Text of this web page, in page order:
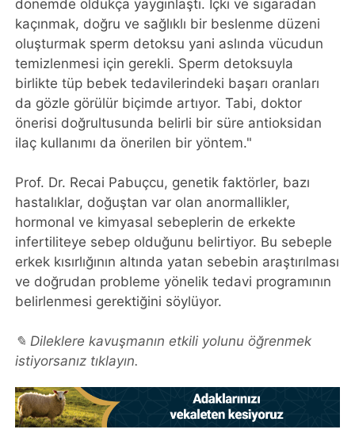
dönemde oldukça yaygınlaştı. İçki ve sigaradan
kaçınmak, doğru ve sağlıklı bir beslenme düzeni
oluşturmak sperm detoksu yani aslında vücudun
temizlenmesi için gerekli. Sperm detoksuyla
birlikte tüp bebek tedavilerindeki başarı oranları
da gözle görülür biçimde artıyor. Tabi, doktor
önerisi doğrultusunda belirli bir süre antioksidan
ilaç kullanımı da önerilen bir yöntem."
Prof. Dr. Recai Pabuçcu, genetik faktörler, bazı
hastalıklar, doğuştan var olan anormallikler,
hormonal ve kimyasal sebeplerin de erkekte
infertiliteye sebep olduğunu belirtiyor. Bu sebeple
erkek kısırlığının altında yatan sebebin araştırılması
ve doğrudan probleme yönelik tedavi programının
belirlenmesi gerektiğini söylüyor.
✎ Dileklere kavuşmanın etkili yolunu öğrenmek
istiyorsanız tıklayın.